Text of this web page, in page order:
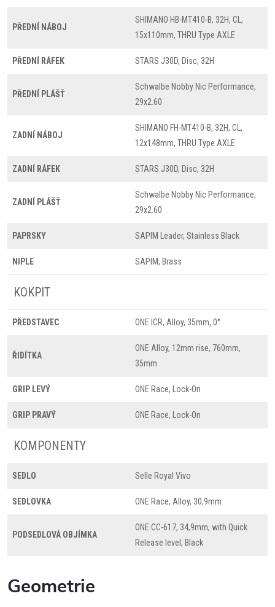
PŘEDNÍ NÁBOJ
SHIMANO HB-MT410-B, 32H, CL,
15x110mm, THRU Type AXLE
PŘEDNÍ RÁFEK STARS J30D, Disc, 32H
PŘEDNÍ PLÁŠŤ
Schwalbe Nobby Nic Performance,
29x2.60
ZADNÍ NÁBOJ
SHIMANO FH-MT410-B, 32H, CL,
12x148mm, THRU Type AXLE
ZADNÍ RÁFEK STARS J30D, Disc, 32H
ZADNÍ PLÁŠŤ
Schwalbe Nobby Nic Performance,
29x2.60
PAPRSKY SAPIM Leader, Stainless Black
NIPLE SAPIM, Brass
KOKPIT
PŘEDSTAVEC ONE ICR, Alloy, 35mm, 0°
ŘIDÍTKA
ONE Alloy, 12mm rise, 760mm,
35mm
GRIP LEVÝ ONE Race, Lock-On
GRIP PRAVÝ ONE Race, Lock-On
KOMPONENTY
SEDLO Selle Royal Vivo
SEDLOVKA ONE Race, Alloy, 30,9mm
PODSEDLOVÁ OBJÍMKA
ONE CC-617, 34,9mm, with Quick
Release level, Black
Geometrie